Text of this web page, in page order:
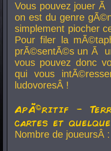
Vous pouvez jouer
on est du genre
simplement piocher
Pour filer la
prÃ©sentÃ©s un Ã
vous pouvez donc
qui vous
ludovoresÂ !
ApÃ©ritif -
cartes et
Nombre de